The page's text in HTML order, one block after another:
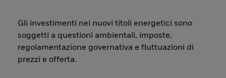
Gli investimenti nei nuovi titoli energetici sono
soggetti a questioni ambientali, imposte,
regolamentazione governativa e fluttuazioni di
prezzi e offerta.